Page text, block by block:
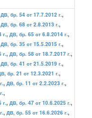
ДВ, бр. 54 от 17.7.2012 г.,
ДВ, бр. 68 от 2.8.2013 г.,
г., ДВ, бр. 65 от 6.8.2014 г.,
ДВ, бр. 35 от 15.5.2015 г.,
г., ДВ, бр. 58 от 18.7.2017 г.,
ДВ, бр. 41 от 21.5.2019 г.,
бр. 21 от 12.3.2021 г.,
, ДВ, бр. 11 от 2.2.2023 г.,
,
г., ДВ, бр. 47 от 10.6.2025 г.,
, ДВ, бр. 55 от 16.6.2026 г.,